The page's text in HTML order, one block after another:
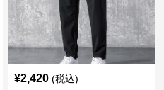
¥2,420 (税込)